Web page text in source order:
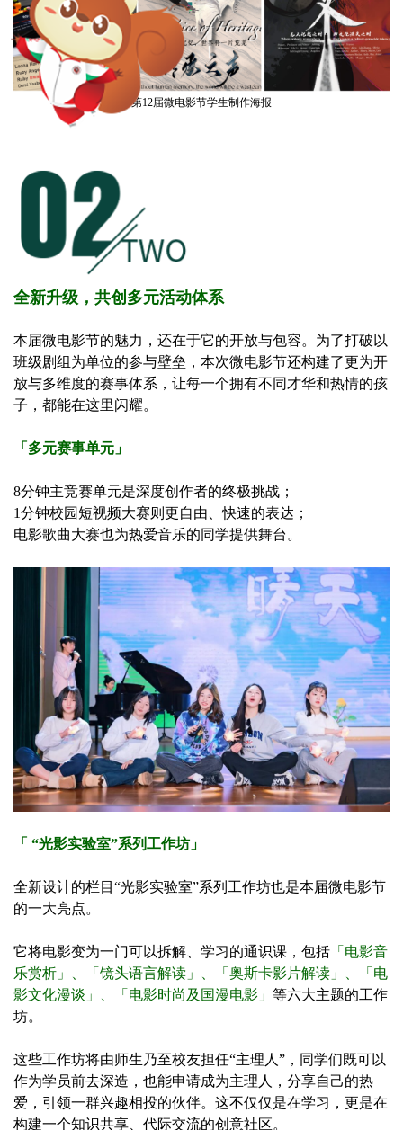
第12届微电影节学生制作海报
全新升级，共创多元活动体系
本届微电影节的魅力，还在于它的开放与包容。为了打破以
班级剧组为单位的参与壁垒，本次微电影节还构建了更为开
放与多维度的赛事体系，让每一个拥有不同才华和热情的孩
子，都能在这里闪耀。
「多元赛事单元」
8分钟主竞赛单元是深度创作者的终极挑战；
1分钟校园短视频大赛则更自由、快速的表达；
电影歌曲大赛也为热爱音乐的同学提供舞台。
「 “光影实验室”系列工作坊」
全新设计的栏目“光影实验室”系列工作坊也是本届微电影节
的一大亮点。
它将电影变为一门可以拆解、学习的通识课，包括 「电影音
乐赏析」、「镜头语言解读」、「奥斯卡影片解读」、「电
影文化漫谈」、「电影时尚及国漫电影」 等六大主题的工作
坊。
这些工作坊将由师生乃至校友担任“主理人”，同学们既可以
作为学员前去深造，也能申请成为主理人，分享自己的热
爱，引领一群兴趣相投的伙伴。这不仅仅是在学习，更是在
构建一个知识共享、代际交流的创意社区。